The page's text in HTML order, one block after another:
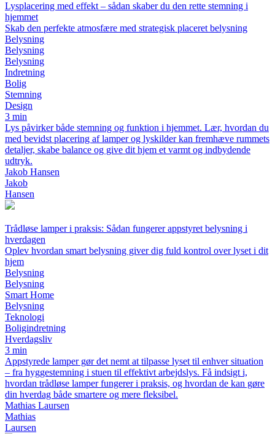
Lysplacering med effekt – sådan skaber du den rette stemning i
hjemmet
Skab den perfekte atmosfære med strategisk placeret belysning
Belysning
Belysning
Belysning
Indretning
Bolig
Stemning
Design
3 min
Lys påvirker både stemning og funktion i hjemmet. Lær, hvordan du
med bevidst placering af lamper og lyskilder kan fremhæve rummets
detaljer, skabe balance og give dit hjem et varmt og indbydende
udtryk.
Jakob Hansen
Jakob
Hansen
Trådløse lamper i praksis: Sådan fungerer appstyret belysning i
hverdagen
Oplev hvordan smart belysning giver dig fuld kontrol over lyset i dit
hjem
Belysning
Belysning
Smart Home
Belysning
Teknologi
Boligindretning
Hverdagsliv
3 min
Appstyrede lamper gør det nemt at tilpasse lyset til enhver situation
– fra hyggestemning i stuen til effektivt arbejdslys. Få indsigt i,
hvordan trådløse lamper fungerer i praksis, og hvordan de kan gøre
din hverdag både smartere og mere fleksibel.
Mathias Laursen
Mathias
Laursen